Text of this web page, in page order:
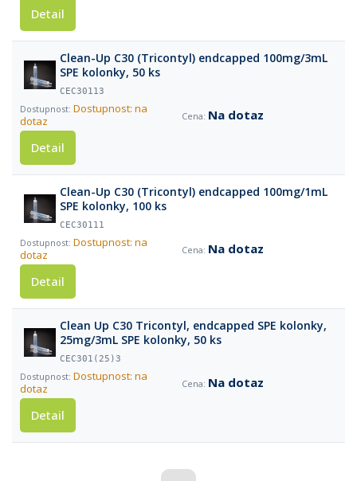
Detail
Clean-Up C30 (Tricontyl) endcapped 100mg/3mL
SPE kolonky, 50 ks
CEC30113
Dostupnost: na
dotaz
Na dotaz
Detail
Clean-Up C30 (Tricontyl) endcapped 100mg/1mL
SPE kolonky, 100 ks
CEC30111
Dostupnost: na
dotaz
Na dotaz
Detail
Clean Up C30 Tricontyl, endcapped SPE kolonky,
25mg/3mL SPE kolonky, 50 ks
CEC301(25)3
Dostupnost: na
dotaz
Na dotaz
Detail